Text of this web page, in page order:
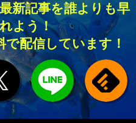
新記事を誰よりも早
よう！
配信しています！